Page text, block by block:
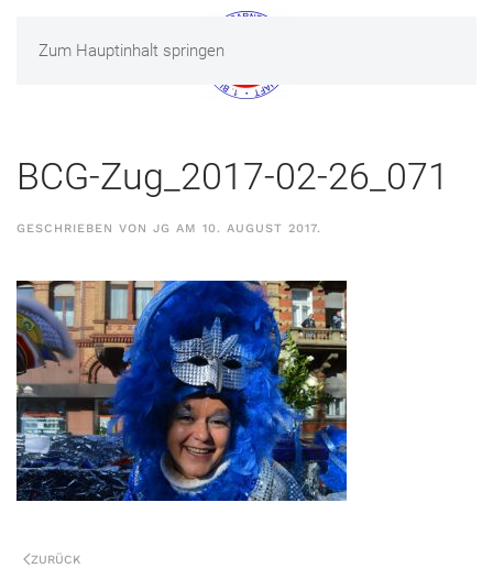
Zum Hauptinhalt springen
MENÜ
BCG-Zug_2017-02-26_071
GESCHRIEBEN VON JG AM 10. AUGUST 2017.
ZURÜCK